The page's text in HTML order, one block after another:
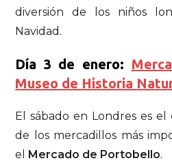
diversión de los niños
Navidad.
Día 3 de enero:
Museo de Historia
El sábado en Londres es
de los mercadillos más
el Mercado de Portobello.